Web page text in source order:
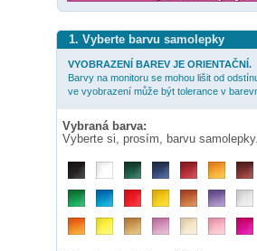
1. Vyberte barvu samolepky
VYOBRAZENÍ BAREV JE ORIENTAČNÍ.
Barvy na monitoru se mohou lišit od
ve vyobrazení může být tolerance v
Vybraná barva:
Vyberte si, prosím, barvu samolepky.